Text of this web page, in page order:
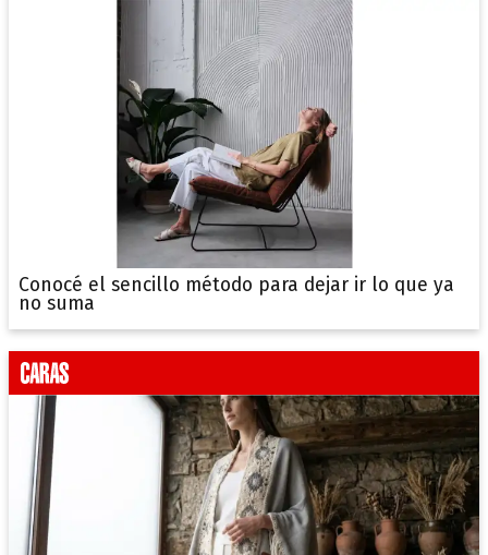
Conocé el sencillo método para dejar ir lo que ya
no suma